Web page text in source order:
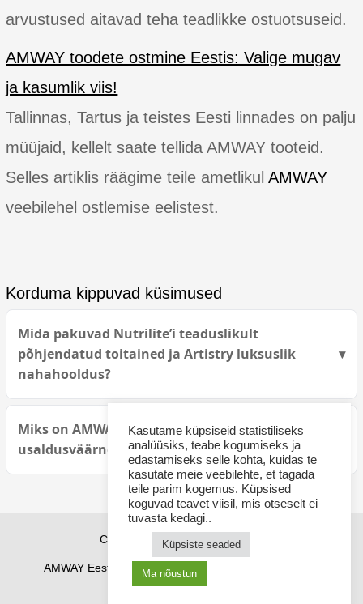
arvustused aitavad teha teadlikke ostuotsuseid.
AMWAY toodete ostmine Eestis: Valige mugav
ja kasumlik viis!
Tallinnas, Tartus ja teistes Eesti linnades on palju
müüjaid, kellelt saate tellida AMWAY tooteid.
Selles artiklis räägime teile ametlikulAMWAY
veebilehel ostlemise eelistest.
Korduma kippuvad küsimused
Mida pakuvad Nutrilite’i teaduslikult
põhjendatud toitained ja Artistry luksuslik
nahahooldus?
Miks on AMWAY paljude eestlaste jaoks
usaldusväärne valik?
Copyright © 2026 sponsor21.ee
AMWAY Eestis AMWAY tooted
Reeglid
Cookie Policy
Kasutame küpsiseid statistiliseks
analüüsiks, teabe kogumiseks ja
edastamiseks selle kohta, kuidas te
kasutate meie veebilehte, et tagada
teile parim kogemus. Küpsised
koguvad teavet viisil, mis otseselt ei
tuvasta kedagi..
Küpsiste seaded
Ma nõustun